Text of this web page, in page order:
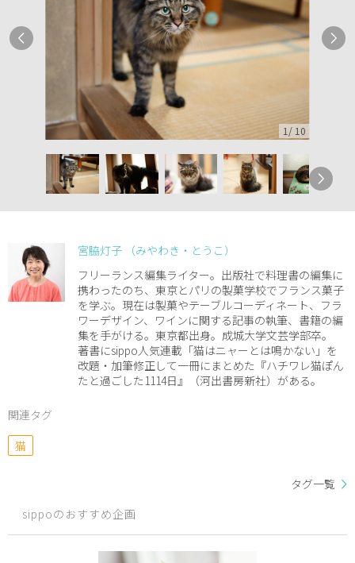
1 / 10
宮脇灯子 （みやわき・とうこ）
フリーランス編集ライター。出版社で料理書の編集に
携わったのち、東京とパリの製菓学校でフランス菓子
を学ぶ。現在は製菓やテーブルコーディネート、フラ
ワーデザイン、ワインに関する記事の執筆、書籍の編
集を手がける。東京都出身。成城大学文芸学部卒。
著書にsippo人気連載「猫はニャーとは鳴かない」を
改題・加筆修正して一冊にまとめた『ハチワレ猫ぽん
たと過ごした1114日』（河出書房新社）がある。
関連タグ
猫
タグ一覧
sippoのおすすめ企画